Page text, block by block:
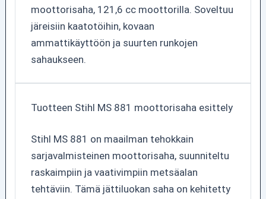
moottorisaha, 121,6 cc moottorilla. Soveltuu
järeisiin kaatotöihin, kovaan
ammattikäyttöön ja suurten runkojen
sahaukseen.
Tuotteen Stihl MS 881 moottorisaha esittely
Stihl MS 881 on maailman tehokkain
sarjavalmisteinen moottorisaha, suunniteltu
raskaimpiin ja vaativimpiin metsäalan
tehtäviin. Tämä jättiluokan saha on kehitetty